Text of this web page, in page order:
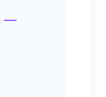
—